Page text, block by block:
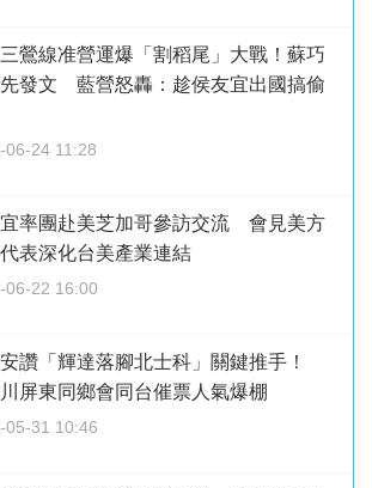
鶯線准營運爆「割稻尾」大戰！蘇巧
發文 藍營怒轟：趁侯友宜出國搞偷
06-24 11:28
率團赴美芝加哥參訪交流 會見美方
表深化台美產業連結
06-22 16:00
讚「輝達落腳北士科」關鍵推手！
屏東同鄉會同台催票人氣爆棚
05-31 10:46